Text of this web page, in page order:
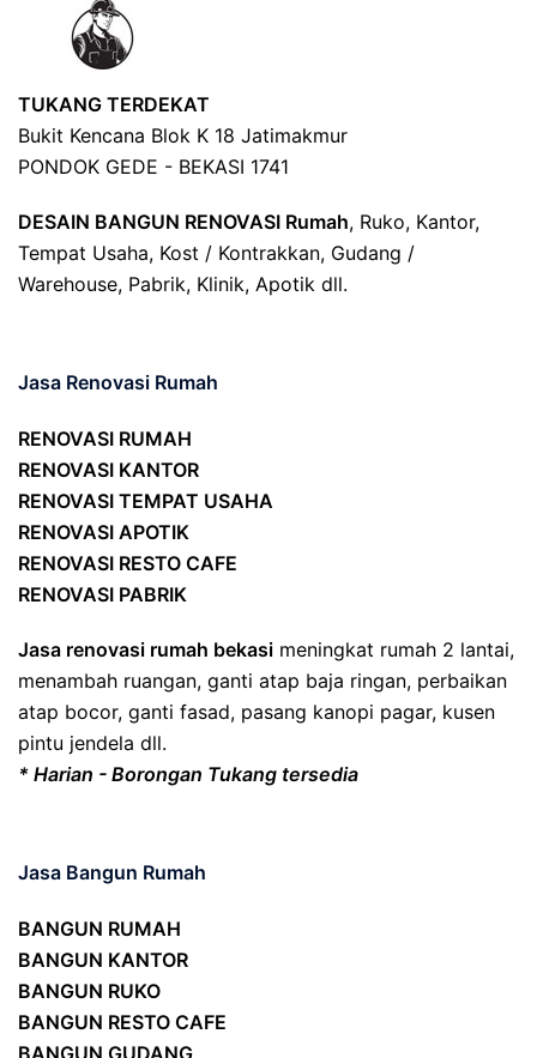
TUKANG TERDEKAT
Bukit Kencana Blok K 18 Jatimakmur
PONDOK GEDE - BEKASI 1741
DESAIN BANGUN RENOVASI Rumah, Ruko, Kantor,
Tempat Usaha, Kost / Kontrakkan, Gudang /
Warehouse, Pabrik, Klinik, Apotik dll.
Jasa Renovasi Rumah
RENOVASI RUMAH
RENOVASI KANTOR
RENOVASI TEMPAT USAHA
RENOVASI APOTIK
RENOVASI RESTO CAFE
RENOVASI PABRIK
Jasa renovasi rumah bekasi meningkat rumah 2 lantai,
menambah ruangan, ganti atap baja ringan, perbaikan
atap bocor, ganti fasad, pasang kanopi pagar, kusen
pintu jendela dll.
* Harian - Borongan Tukang tersedia
Jasa Bangun Rumah
BANGUN RUMAH
BANGUN KANTOR
BANGUN RUKO
BANGUN RESTO CAFE
BANGUN GUDANG